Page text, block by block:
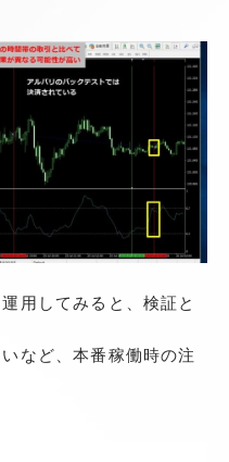
用してみると、検証と
など、本番稼働時の注